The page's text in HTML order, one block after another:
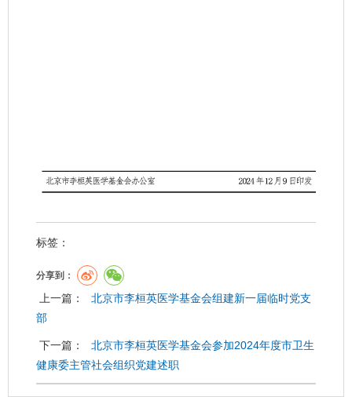
标签：
分享到：
上一篇：
北京市李桓英医学基金会组建新一届临时党支
部
下一篇：
北京市李桓英医学基金会参加2024年度市卫生
健康委主管社会组织党建述职